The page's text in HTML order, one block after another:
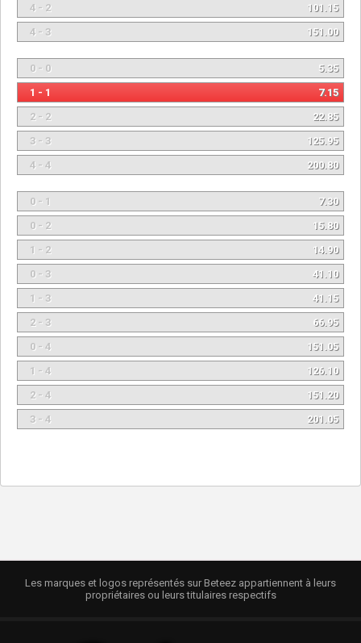
4 - 2
101.15
4 - 3
151.00
0 - 0
5.35
1 - 1
7.15
2 - 2
22.85
3 - 3
125.95
4 - 4
200.80
0 - 1
7.30
0 - 2
15.80
1 - 2
14.90
0 - 3
41.10
1 - 3
41.15
2 - 3
66.95
0 - 4
151.05
1 - 4
126.10
2 - 4
151.20
3 - 4
201.05
Les marques et logos représentés sur Beteez appartiennent à leurs
propriétaires ou leurs titulaires respectifs